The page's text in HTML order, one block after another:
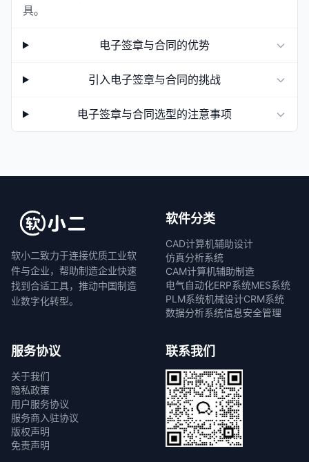
具。
电子签章与合同的优势
引入电子签章与合同的挑战
电子签章与合同选型的注意事项
软小二致力于连接优质工业软
件与企业，帮助制造企业快速
找到合适工具，推动中国制造
业数字化转型。
软件分类
CAD计算机辅助设计
仿真分析系统
CAM计算机辅助制造
电气自动化ERP系统MES系统
PLM系统机械设计CRM系统
数据分析系统信息安全管理
服务协议
关于我们
隐私政策
用户服务协议
服务商入驻协议
版权声明
免责声明
联系我们